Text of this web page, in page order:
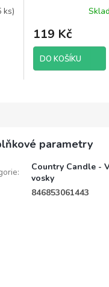
ks)
119 Kč
DO KOŠÍKU
parametry
:
Country Candle -
vosky
846853061443